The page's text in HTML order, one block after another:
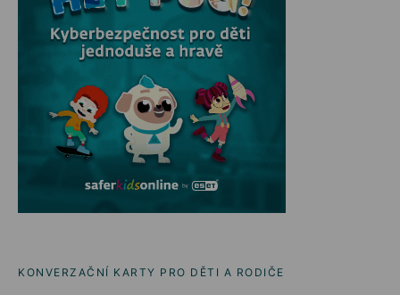
KONVERZAČNÍ KARTY PRO DĚTI A RODIČE